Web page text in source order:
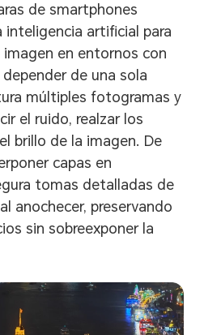
de smartphones
artificial para
en entornos con
de una sola
múltiples fotogramas y
el ruido, realzar los
brillo de la imagen. De
capas en
tomas detalladas de
anochecer, preservando
sin sobreexponer la